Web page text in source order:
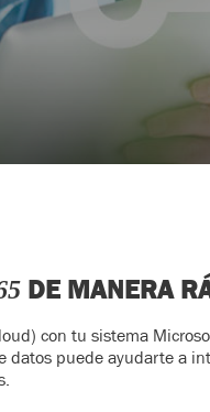
DE MANERA
con tu sistema
puede ayudarte a